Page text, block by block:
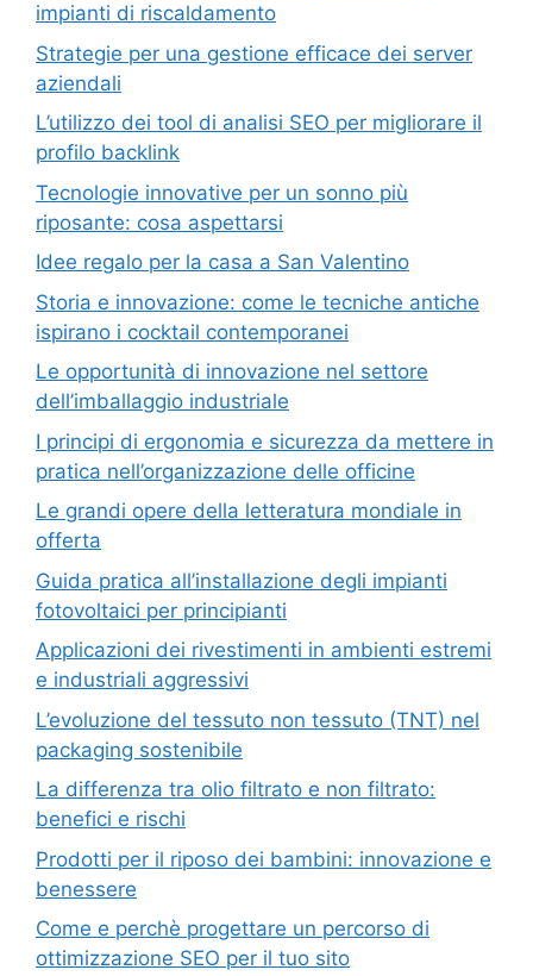
impianti di riscaldamento
Strategie per una gestione efficace dei server
aziendali
L’utilizzo dei tool di analisi SEO per migliorare il
profilo backlink
Tecnologie innovative per un sonno più
riposante: cosa aspettarsi
Idee regalo per la casa a San Valentino
Storia e innovazione: come le tecniche antiche
ispirano i cocktail contemporanei
Le opportunità di innovazione nel settore
dell’imballaggio industriale
I principi di ergonomia e sicurezza da mettere in
pratica nell’organizzazione delle officine
Le grandi opere della letteratura mondiale in
offerta
Guida pratica all’installazione degli impianti
fotovoltaici per principianti
Applicazioni dei rivestimenti in ambienti estremi
e industriali aggressivi
L’evoluzione del tessuto non tessuto (TNT) nel
packaging sostenibile
La differenza tra olio filtrato e non filtrato:
benefici e rischi
Prodotti per il riposo dei bambini: innovazione e
benessere
Come e perchè progettare un percorso di
ottimizzazione SEO per il tuo sito